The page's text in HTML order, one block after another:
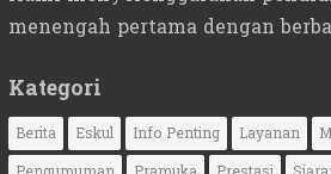
menengah pertama dengan
Kategori
Berita Eskul Info Penting Layanan